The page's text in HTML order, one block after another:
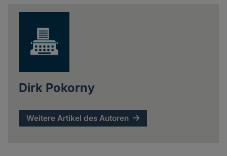
Dirk Pokorny
Weitere Artikel des Autoren